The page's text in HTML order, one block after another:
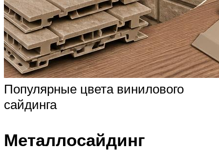
Популярные цвета винилового
сайдинга
Металлосайдинг